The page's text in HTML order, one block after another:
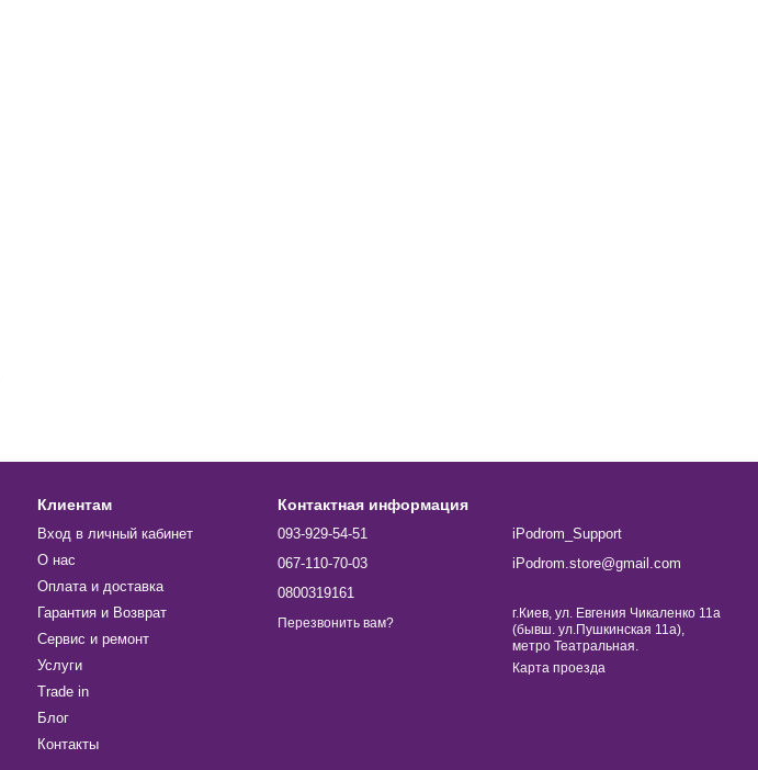
Клиентам
Вход в личный кабинет
О нас
Оплата и доставка
Гарантия и Возврат
Сервис и ремонт
Услуги
Trade in
Блог
Контакты
Контактная информация
093-929-54-51
067-110-70-03
0800319161
Перезвонить вам?
iPodrom_Support
iPodrom.store@gmail.com
г.Киев, ул. Евгения Чикаленко 11а
(бывш. ул.Пушкинская 11а),
метро Театральная.
Карта проезда